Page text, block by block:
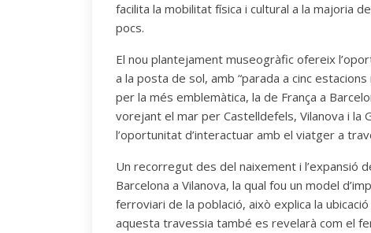
facilita la mobilitat física i cultural a la majoria
pocs.
El nou plantejament museogràfic ofereix
a la posta de sol, amb “parada a cinc
per la més emblemàtica, la de França a
vorejant el mar per Castelldefels, Vilanova i la
l’oportunitat d’interactuar amb el viatger a
Un recorregut des del naixement i l’expansió
Barcelona a Vilanova, la qual fou un model
ferroviari de la població, això explica la
aquesta travessia també es revelarà com el